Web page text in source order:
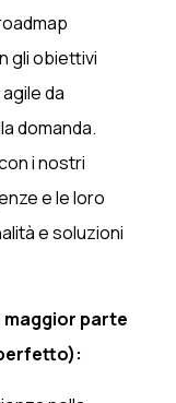
gli obiettivi
da
domanda.
i nostri
e le loro
e soluzioni
maggior parte